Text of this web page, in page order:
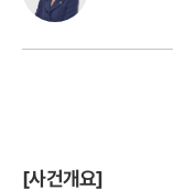
[사건개요]